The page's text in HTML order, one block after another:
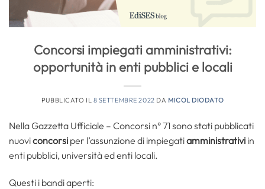
Concorsi impiegati amministrativi:
opportunità in enti pubblici e locali
PUBBLICATO IL 8 SETTEMBRE 2022 DA MICOL DIODATO
Nella Gazzetta Ufficiale – Concorsi n° 71 sono stati pubblicati
nuoviconcorsi per l’assunzione di impiegatiamministrativi in
enti pubblici, università ed enti locali.
Questi i bandi aperti: